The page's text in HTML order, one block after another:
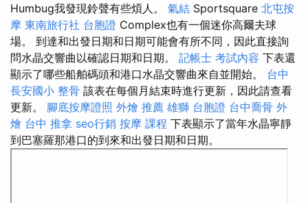
Humbug我發現鈴聲有些煩人。 氣結 Sportsquare 北屯按
摩 東南旅行社 台胞證 Complex也有一個迷你高爾夫球
場。 到達和出發日期和日期可能會有所不同，因此直接詢
問水晶交響曲以確認日期和日期。 記帳士 考試內容 下表還
顯示了哪些船舶碼頭和港口水晶交響曲來自並開始。 台中
長安國小 整骨 該表在每個月結束時進行更新，因此請查看
更新。 腳底按摩證照 外燴 推薦 雄獅 台胞證 台中喬骨 外
燴 台中 推拿 seo行銷 按摩 課程 下表顯示了當年水晶寧靜
到巴塞羅那港口的到來和出發日期和日期。